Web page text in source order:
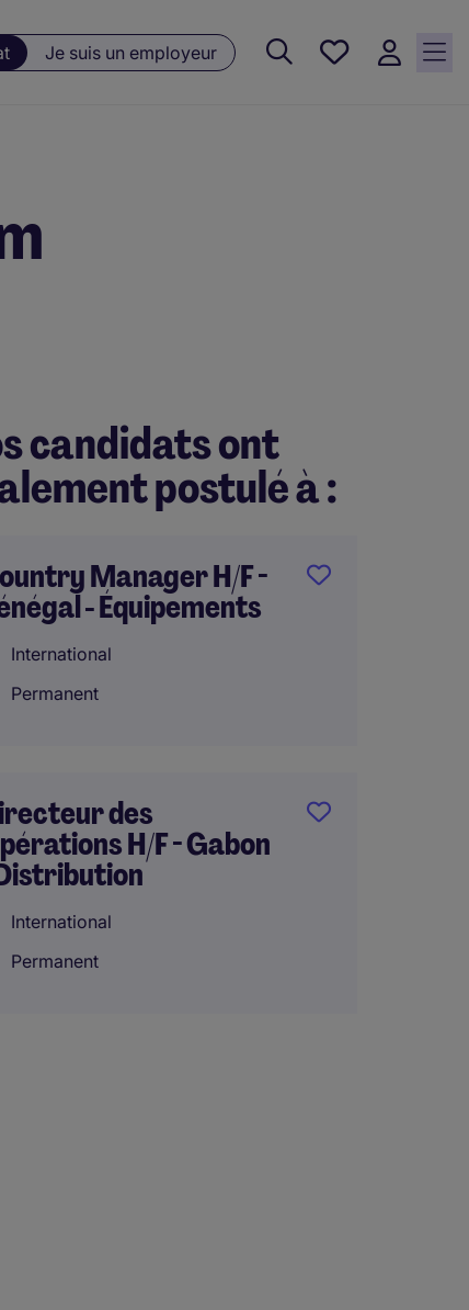
Je suis un employeur
Favoris, 0
candidats ont
postulé à :
Manager H/F -
- Équipements
International
Permanent
des
H/F - Gabon
International
Permanent